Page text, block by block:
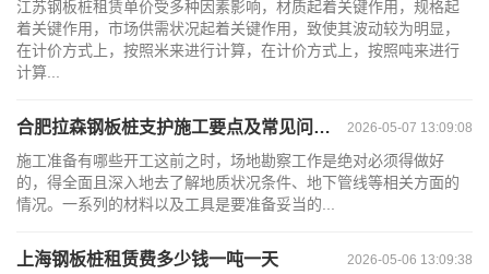
江苏钢板桩租赁单价受多种因素影响，材质起着关键作用，规格起
着关键作用，市场供需状况起着关键作用，致使其波动较为明显，
在计价方式上，按照米来进行计算，在计价方式上，按照吨来进行
计算...
2026-05-07 13:09:08
合肥拉森钢板桩支护施工要点及常见问题解答
施工准备有哪些开工这前之时，场地勘察工作是绝对必须得做好
的，得全面且深入地去了解地质状况条件、地下管线等相关方面的
情况。一系列的材料以及工具是要准备妥当的...
2026-05-06 13:09:38
上海钢板桩租赁费多少钱一吨一天